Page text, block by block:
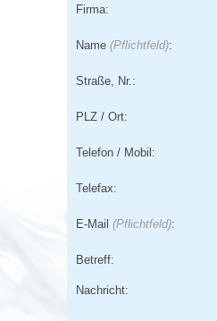
Firma:
Name (Pflichtfeld):
Straße, Nr.:
PLZ / Ort:
Telefon / Mobil:
Telefax:
E-Mail (Pflichtfeld):
Betreff:
Nachricht: